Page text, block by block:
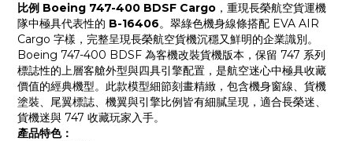
比例 Boeing 747-400 BDSF Cargo ，重現長榮航空貨運機
隊中極具代表性的 B-16406。翠綠色機身線條搭配 EVA AIR
Cargo 字樣，完整呈現長榮航空貨機沉穩又鮮明的企業識別。
Boeing 747-400 BDSF 為客機改裝貨機版本，保留 747 系列
標誌性的上層客艙外型與四具引擎配置，是航空迷心中極具收藏
價值的經典機型。此款模型細節刻畫精緻，包含機身窗線、貨機
塗裝、尾翼標誌、機翼與引擎比例皆有細膩呈現，適合長榮迷、
貨機迷與 747 收藏玩家入手。
產品特色：